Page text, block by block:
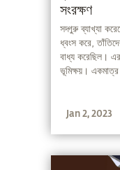
সংরক্ষণ
সদ্গুরু ব্যাখ্যা
ধ্বংস করে,
বাধ্য করেছিল।
ভূমিক্ষয়। একমাত্র
Jan 2, 2023